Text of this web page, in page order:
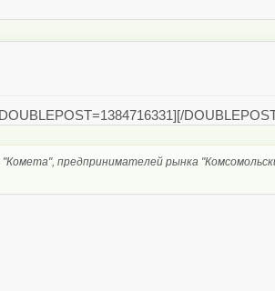
предпринимателей рынка